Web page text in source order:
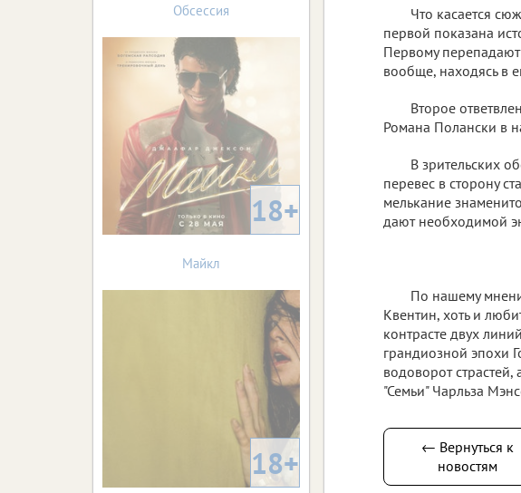
Что касается
первой показана
Первому
вообще, находясь в
Второе
Романа Полански в
В зрительских
перевес в сторону
мелькание
дают необходимой
По нашему
Квентин, хоть и
контрасте двух
грандиозной эпохи
водоворот
"Семьи" Чарльза
← Вернуться к
новостям
Обсессия
18+
Майкл
18+